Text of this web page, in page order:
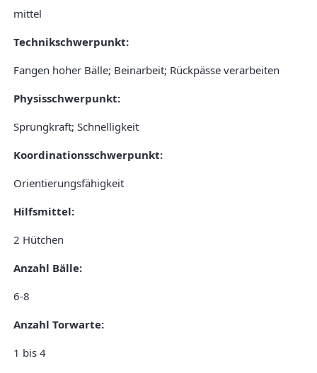
mittel
Technikschwerpunkt:
Fangen hoher Bälle; Beinarbeit; Rückpässe verarbeiten
Physisschwerpunkt:
Sprungkraft; Schnelligkeit
Koordinationsschwerpunkt:
Orientierungsfähigkeit
Hilfsmittel:
2 Hütchen
Anzahl Bälle:
6-8
Anzahl Torwarte:
1 bis 4